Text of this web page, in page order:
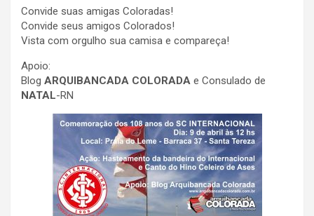
Convide suas amigas Coloradas!
Convide seus amigos Colorados!
Vista com orgulho sua camisa e compareça!
Apoio:
Blog ARQUIBANCADA COLORADA e Consulado de
NATAL-RN